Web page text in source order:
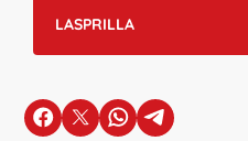
LASPRILLA
en Facebook
en Xen Whatsapp
en Telegram